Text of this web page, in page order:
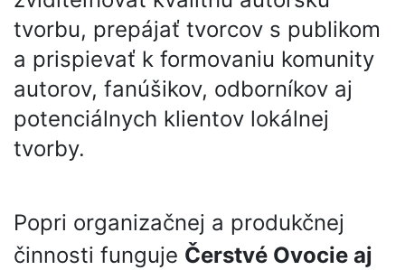
tvorbu, prepájať tvorcov s publikom
a prispievať k formovaniu komunity
autorov, fanúšikov, odborníkov aj
potenciálnych klientov lokálnej
tvorby.
Popri organizačnej a produkčnej
činnosti funguje Čerstvé Ovocie aj